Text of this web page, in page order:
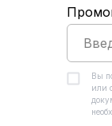
Вы
или